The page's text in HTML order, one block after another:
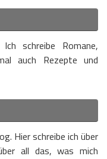
schreibe Romane,
auch Rezepte und
Hier schreibe ich über
all das, was mich